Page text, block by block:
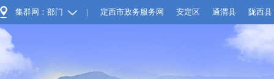
集群网：部门 | 定西市政务服务网 安定区 通渭县 陇西县